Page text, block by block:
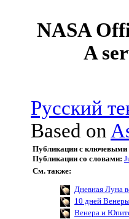
NASA
A
Русский
Based on
Публикации с ключевыми
Публикации со словами:
См. также:
Дневная Луна
10 дней
Венера и